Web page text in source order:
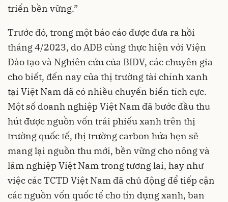
triển bền vững.”
Trước đó, trong một báo cáo được đưa ra hồi
tháng 4/2023, do ADB cùng thực hiện với Viện
Đào tạo và Nghiên cứu của BIDV, các chuyên gia
cho biết, đến nay của thị trường tài chính xanh
tại Việt Nam đã có nhiều chuyển biến tích cực.
Một số doanh nghiệp Việt Nam đã bước đầu thu
hút được nguồn vốn trái phiếu xanh trên thị
trường quốc tế, thị trường carbon hứa hẹn sẽ
mang lại nguồn thu mới, bền vững cho nông và
lâm nghiệp Việt Nam trong tương lai, hay như
việc các TCTD Việt Nam đã chủ động để tiếp cận
các nguồn vốn quốc tế cho tín dụng xanh, ban